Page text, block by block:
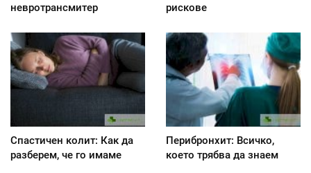
невротрансмитер
рискове
Спастичен колит: Как да
разберем, че го имаме
Перибронхит: Всичко,
което трябва да знаем